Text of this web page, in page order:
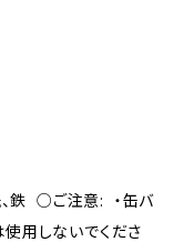
鉄 ○ご注意: ・缶バ
用しないでくださ